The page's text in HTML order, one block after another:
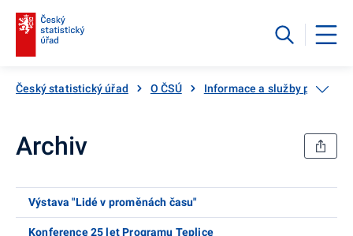
Český statistický úřad O ČSÚ Informace a služby pro
Archiv
Výstava "Lidé v proměnách času"
Konference 25 let Programu Teplice